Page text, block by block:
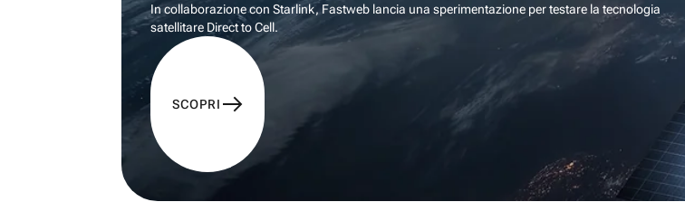
In collaborazione con Starlink, Fastweb lancia una sperimentazione per testare la tecnologia
satellitare Direct to Cell.
SCOPRI